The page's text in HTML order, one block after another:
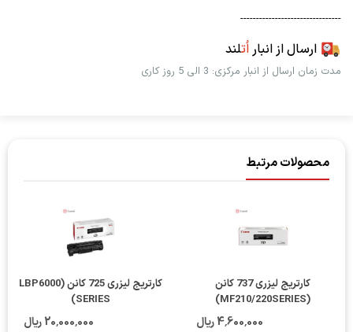
--------------------------------
ارسال از انباراُتلند
مدت زمان ارسال از انبار مرکزی: 3 الی 5 روز کاری
محصولات مرتبط
کارتریج لیزری 737 کانن
(MF210/220SERIES)
4٬600٬000 ریال
کارتریج لیزری 725 کانن (LBP6000
SERIES)
20٬000٬000 ریال